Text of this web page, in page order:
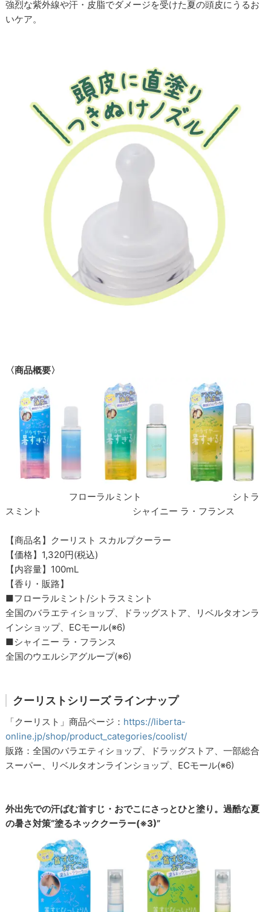
強烈な紫外線や汗・皮脂でダメージを受けた夏の頭皮にうるお
いケア。
〈商品概要〉
フローラルミント シトラ
スミント シャイニー ラ・フランス
【商品名】クーリスト スカルプクーラー
【価格】1,320円(税込)
【内容量】100mL
【香り・販路】
■フローラルミント/シトラスミント
全国のバラエティショップ、ドラッグストア、リベルタオンラ
インショップ、ECモール(※6)
■シャイニー ラ・フランス
全国のウエルシアグループ(※6)
クーリストシリーズ ラインナップ
「クーリスト」商品ページ： https://liberta-
online.jp/shop/product_categories/coolist/
販路：全国のバラエティショップ、ドラッグストア、一部総合
スーパー、リベルタオンラインショップ、ECモール(※6)
外出先での汗ばむ首すじ・おでこにさっとひと塗り。過酷な夏
の暑さ対策“塗るネッククーラー(※3)”